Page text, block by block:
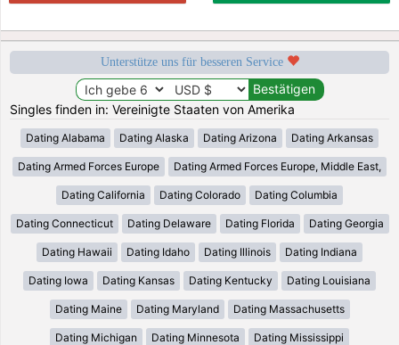
Unterstütze uns für besseren Service
Singles finden in: Vereinigte Staaten von Amerika
Dating Alabama Dating Alaska Dating Arizona Dating Arkansas
Dating Armed Forces Europe Dating Armed Forces Europe, Middle East,
Dating California Dating Colorado Dating Columbia
Dating Connecticut Dating Delaware Dating Florida Dating Georgia
Dating Hawaii Dating Idaho Dating Illinois Dating Indiana
Dating Iowa Dating Kansas Dating Kentucky Dating Louisiana
Dating Maine Dating Maryland Dating Massachusetts
Dating Michigan Dating Minnesota Dating Mississippi